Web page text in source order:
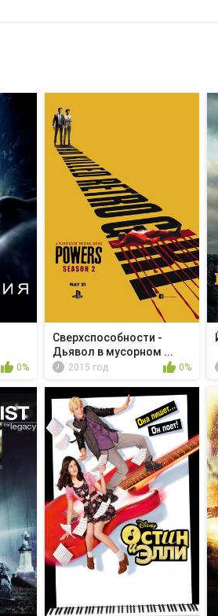
0%
Сверхспособности -
Дьявол в мусорном ...
2015 год 0%